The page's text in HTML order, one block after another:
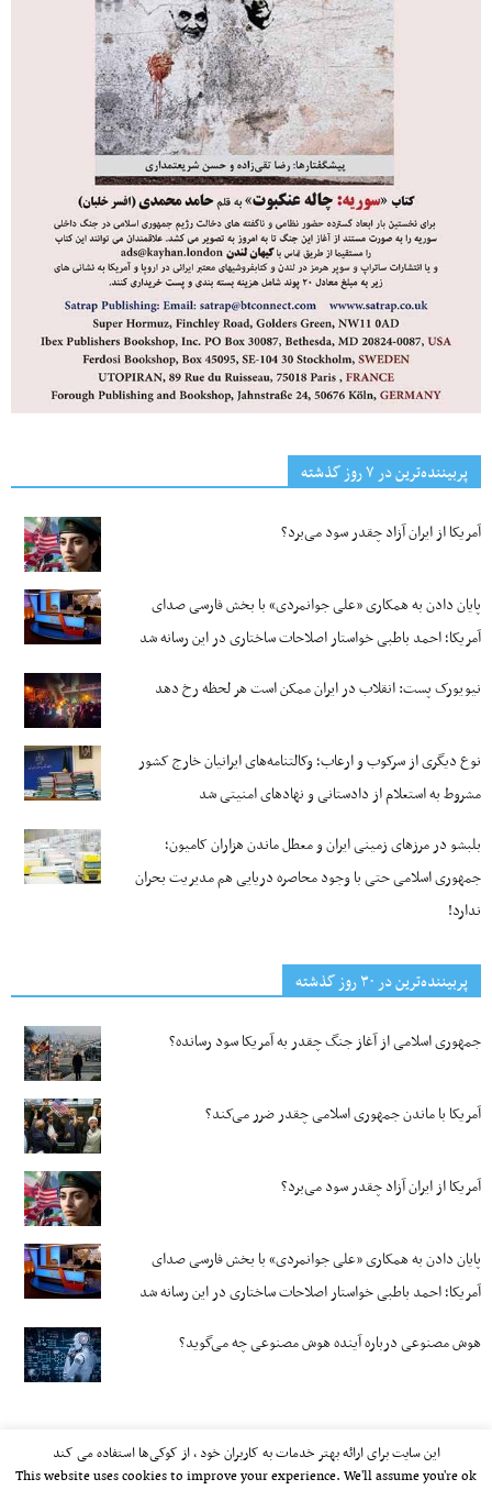
پربیننده‌ترین‌ در ۷ روز گذشته
آمریکا از ایران آزاد چقدر سود می‌برد؟
پایان دادن به همکاری «علی جوانمردی» با بخش فارسی صدای
آمریکا؛ احمد باطبی خواستار اصلاحات ساختاری در این رسانه شد
نیویورک پست: انقلاب در ایران ممکن است هر لحظه رخ دهد
نوع دیگری از سرکوب و ارعاب؛ وکالتنامه‌های ایرانیان خارج کشور
مشروط به استعلام از دادستانی و نهادهای امنیتی شد
بلبشو در مرزهای زمینی ایران و معطل ماندن هزاران کامیون؛
جمهوری اسلامی حتی با وجود محاصره دریایی هم مدیریت بحران
ندارد!
پربیننده‌ترین‌ در ۳۰ روز گذشته
جمهوری اسلامی از آغاز جنگ چقدر به آمریکا سود رسانده؟
آمریکا با ماندن جمهوری اسلامی چقدر ضرر می‌کند؟
آمریکا از ایران آزاد چقدر سود می‌برد؟
پایان دادن به همکاری «علی جوانمردی» با بخش فارسی صدای
آمریکا؛ احمد باطبی خواستار اصلاحات ساختاری در این رسانه شد
هوش مصنوعی درباره آینده هوش مصنوعی چه می‌گوید؟
این سایت برای ارائه بهتر خدمات به کاربران خود ، از کوکی‌ها استفاده می کند
This website uses cookies to improve your experience. We'll assume you're ok